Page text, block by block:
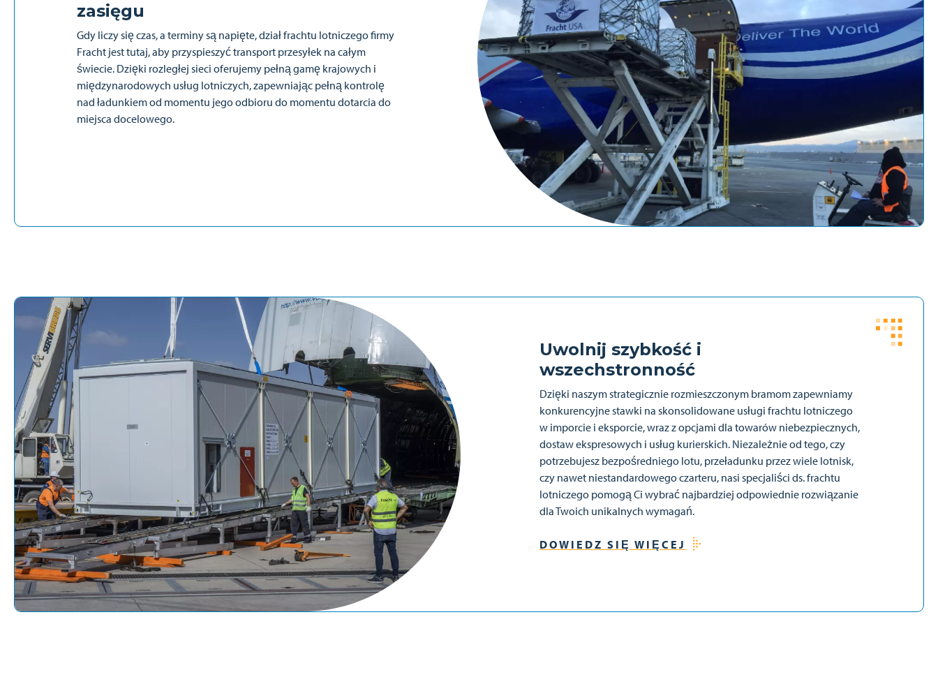
zasięgu
Gdy liczy się czas, a terminy są napięte, dział frachtu lotniczego firmy
Fracht jest tutaj, aby przyspieszyć transport przesyłek na całym
świecie. Dzięki rozległej sieci oferujemy pełną gamę krajowych i
międzynarodowych usług lotniczych, zapewniając pełną kontrolę
nad ładunkiem od momentu jego odbioru do momentu dotarcia do
miejsca docelowego.
Uwolnij szybkość i
wszechstronność
Dzięki naszym strategicznie rozmieszczonym bramom zapewniamy
konkurencyjne stawki na skonsolidowane usługi frachtu lotniczego
w imporcie i eksporcie, wraz z opcjami dla towarów niebezpiecznych,
dostaw ekspresowych i usług kurierskich. Niezależnie od tego, czy
potrzebujesz bezpośredniego lotu, przeładunku przez wiele lotnisk,
czy nawet niestandardowego czarteru, nasi specjaliści ds. frachtu
lotniczego pomogą Ci wybrać najbardziej odpowiednie rozwiązanie
dla Twoich unikalnych wymagań.
DOWIEDZ SIĘ WIĘCEJ